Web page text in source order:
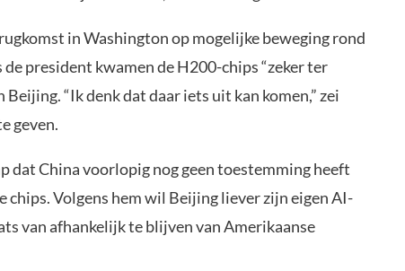
in Washington op mogelijke beweging rond
president kwamen de H200-chips “zeker ter
Beijing. “Ik denk dat daar iets uit kan komen,” zei
geven.
dat China voorlopig nog geen toestemming heeft
chips. Volgens hem wil Beijing liever zijn eigen AI-
van afhankelijk te blijven van Amerikaanse